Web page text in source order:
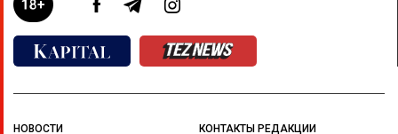
НОВОСТИ КОНТАКТЫ РЕДАКЦИИ